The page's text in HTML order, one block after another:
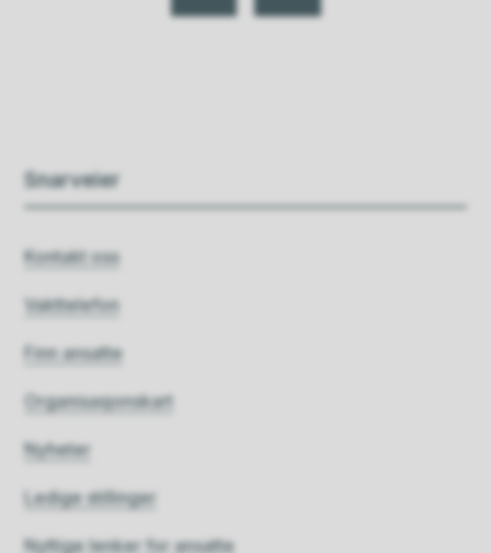
Snarveier
Kontakt oss
Vakttelefon
Finn ansatte
Organisasjonskart
Nyheter
Ledige stillinger
Nyttige lenker for ansatte